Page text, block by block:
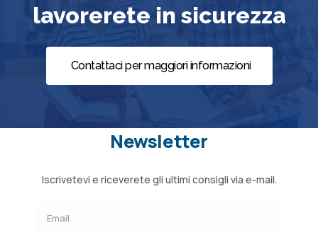
lavorerete in sicurezza
Contattaci per maggiori informazioni
Newsletter
Iscrivetevi e riceverete gli ultimi consigli via e-mail.